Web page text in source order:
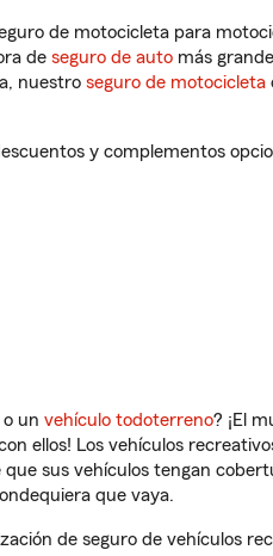
de motocicleta para
de seguro de auto más
nuestro seguro de motocicleta
y complementos
o un vehículo todoterreno? ¡El
ellos! Los vehículos
sus vehículos tengan
que vaya.
de seguro de vehículos